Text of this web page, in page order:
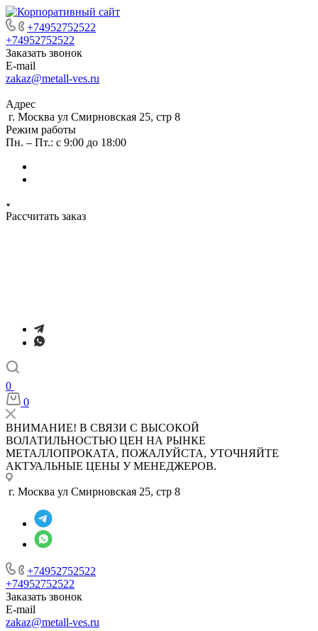
+74952752522
+74952752522
Заказать звонок
E-mail
zakaz@metall-ves.ru
Адрес
г. Москва ул Смирновская 25, стр 8
Режим работы
Пн. – Пт.: с 9:00 до 18:00
Рассчитать заказ
0
0
ВНИМАНИЕ! В СВЯЗИ С ВЫСОКОЙ
ВОЛАТИЛЬНОСТЬЮ ЦЕН НА РЫНКЕ
МЕТАЛЛОПРОКАТА, ПОЖАЛУЙСТА, УТОЧНЯЙТЕ
АКТУАЛЬНЫЕ ЦЕНЫ У МЕНЕДЖЕРОВ.
г. Москва ул Смирновская 25, стр 8
+74952752522
+74952752522
Заказать звонок
E-mail
zakaz@metall-ves.ru